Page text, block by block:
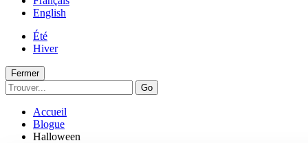
English
Été
Hiver
Fermer
Go
Accueil
Blogue
Halloween